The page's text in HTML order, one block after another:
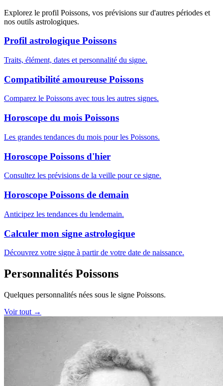
Explorez le profil Poissons, vos prévisions sur d'autres périodes et
nos outils astrologiques.
Profil astrologique Poissons
Traits, élément, dates et personnalité du signe.
Compatibilité amoureuse Poissons
Comparez le Poissons avec tous les autres signes.
Horoscope du mois Poissons
Les grandes tendances du mois pour les Poissons.
Horoscope Poissons d'hier
Consultez les prévisions de la veille pour ce signe.
Horoscope Poissons de demain
Anticipez les tendances du lendemain.
Calculer mon signe astrologique
Découvrez votre signe à partir de votre date de naissance.
Personnalités Poissons
Quelques personnalités nées sous le signe Poissons.
Voir tout →